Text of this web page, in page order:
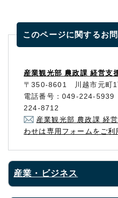
このページに関するお
産業観光部 農政課 経営支
〒350-8601 川越市元町1
電話番号：049-224-
224-8712
産業観光部 農政課 経
わせは専用フォームをご利
産業・ビジネス